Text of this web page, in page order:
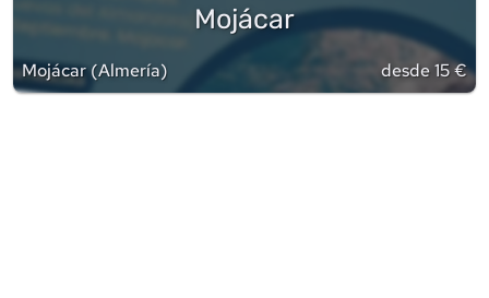
Mojácar
Mojácar(Almería) desde 15 €